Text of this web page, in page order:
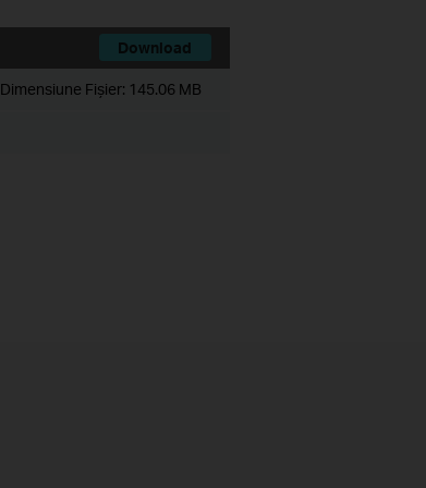
Download
Dimensiune Fişier: 145.06 MB